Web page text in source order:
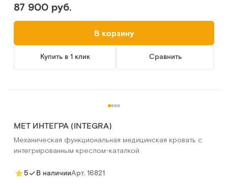
87 900 руб.
В корзину
Купить в 1 клик Сравнить
MET ИНТЕГРА (INTEGRA)
Механическая функциональная медицинская кровать с
интегрированным креслом-каталкой
5 В наличииАрт. 16821